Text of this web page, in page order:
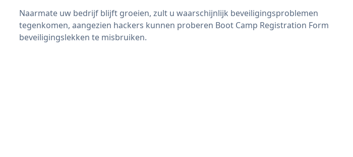
Naarmate uw bedrijf blijft groeien, zult u waarschijnlijk beveiligingsproblemen
tegenkomen, aangezien hackers kunnen proberen Boot Camp Registration Form
beveiligingslekken te misbruiken.